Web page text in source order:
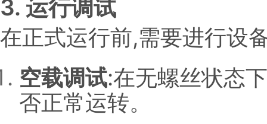
3. 运行调试
在正式运行前,需要进行设
空载调试:在无螺丝状态
否正常运转。